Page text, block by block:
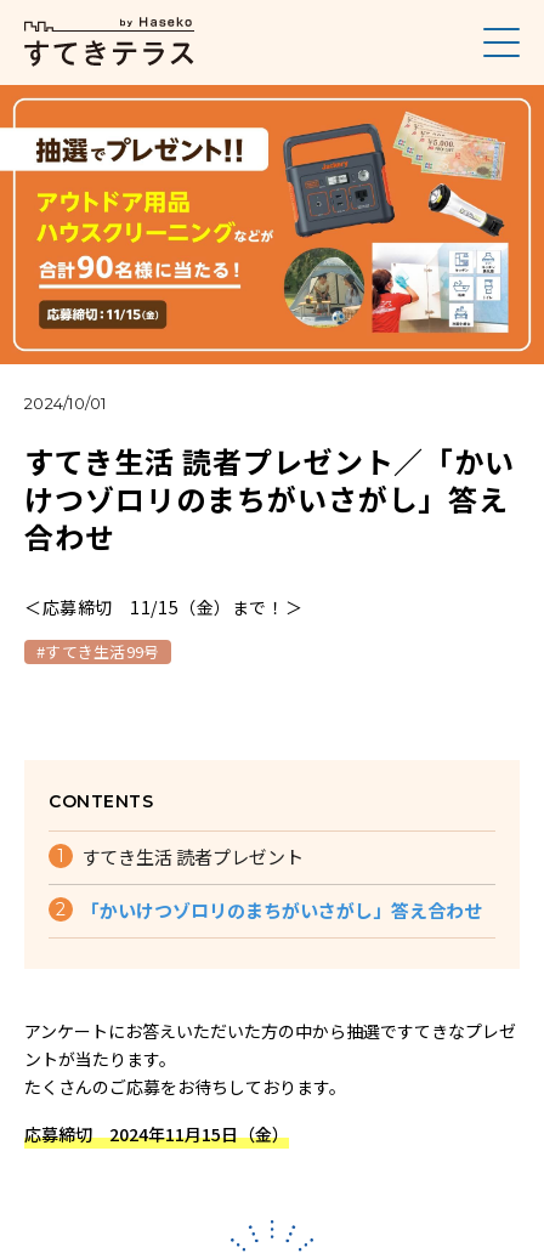
2024/10/01
すてき生活 読者プレゼント／「かい
けつゾロリのまちがいさがし」答え
合わせ
＜応募締切 11/15（金）まで！＞
#すてき生活99号
CONTENTS
すてき生活 読者プレゼント
「かいけつゾロリのまちがいさがし」答え合わせ
アンケートにお答えいただいた方の中から抽選ですてきなプレゼ
ントが当たります。
たくさんのご応募をお待ちしております。
応募締切 2024年11月15日（金）